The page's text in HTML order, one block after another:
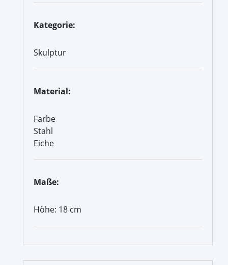
Kategorie:
Skulptur
Material:
Farbe
Stahl
Eiche
Maße:
Höhe: 18 cm